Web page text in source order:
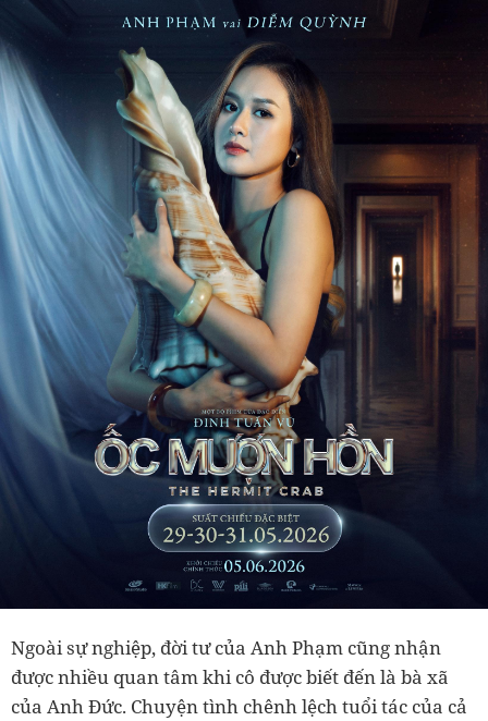
Ngoài sự nghiệp, đời tư của Anh Phạm cũng nhận
được nhiều quan tâm khi cô được biết đến là bà xã
của Anh Đức. Chuyện tình chênh lệch tuổi tác của cả